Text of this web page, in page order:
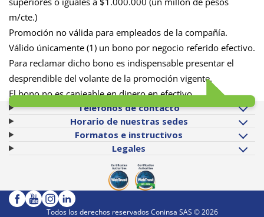
m/cte.)
Promoción no válida para empleados de la compañía.
Válido únicamente (1) un bono por negocio referido efectivo.
Para reclamar dicho bono es indispensable presentar el
desprendible del volante de la promoción vigente.
El bono no es canjeable en dinero en efectivo
Teléfonos de contacto
Horario de nuestras sedes
Formatos e instructivos
Legales
Todos los derechos reservados Coninsa SAS ©2026